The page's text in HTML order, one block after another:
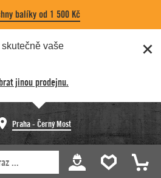
balíky od 1 500 Kč
skutečně vaše
jinou prodejnu.
Praha - Černý Most